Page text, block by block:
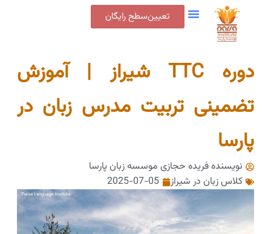
تعیین‌سطح رایگان
دوره TTC شیراز | آموزش
تضمینی تربیت مدرس زبان در
پارسا
نویسنده فریده حجازی موسسه زبان پارسا
کلاس زبان در شیراز
2025-07-05